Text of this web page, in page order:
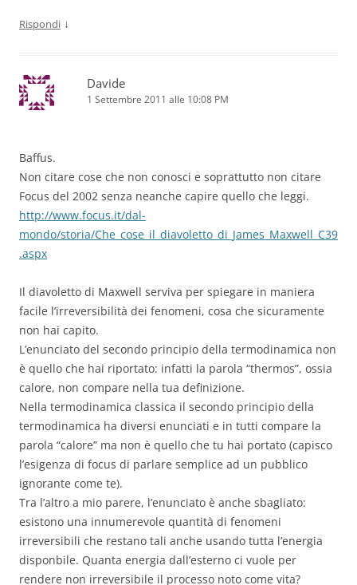
Rispondi ↓
Davide
1 Settembre 2011 alle 10:08 PM
Baffus.
Non citare cose che non conosci e soprattutto non citare
Focus del 2002 senza neanche capire quello che leggi.
http://www.focus.it/dal-
mondo/storia/Che_cose_il_diavoletto_di_James_Maxwell_C39
.aspx
Il diavoletto di Maxwell serviva per spiegare in maniera
facile l’irreversibilità dei fenomeni, cosa che sicuramente
non hai capito.
L’enunciato del secondo principio della termodinamica non
è quello che hai riportato: infatti la parola “thermos”, ossia
calore, non compare nella tua definizione.
Nella termodinamica classica il secondo principio della
termodinamica ha diversi enunciati e in tutti compare la
parola “calore” ma non è quello che tu hai portato (capisco
l’esigenza di focus di parlare semplice ad un pubblico
ignorante come te).
Tra l’altro a mio parere, l’enunciato è anche sbagliato:
esistono una innumerevole quantità di fenomeni
irreversibili che restano tali anche usando tutta l’energia
disponbile. Quanta energia dall’esterno ci vuole per
rendere non irreversibile il processo noto come vita?